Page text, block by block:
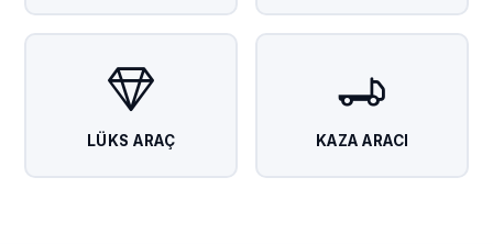
LÜKS ARAÇ KAZA ARACI